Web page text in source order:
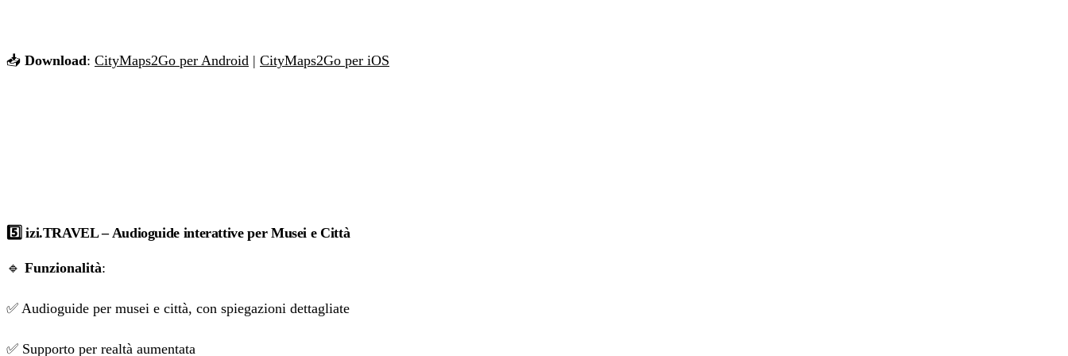
📥 Download: CityMaps2Go per Android | CityMaps2Go per iOS
5️⃣ izi.TRAVEL – Audioguide interattive per Musei e Città
🔹 Funzionalità:
✅ Audioguide per musei e città, con spiegazioni dettagliate
✅ Supporto per realtà aumentata